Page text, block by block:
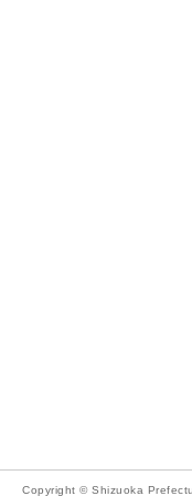
Copyright © Shizuoka